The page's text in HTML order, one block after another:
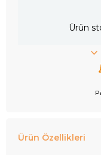
Ürün
Ürün Özellikleri